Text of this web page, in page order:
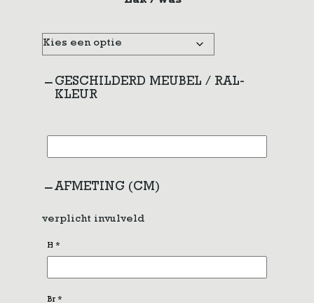
GESCHILDERD MEUBEL / RAL-
KLEUR
AFMETING (CM)
verplicht invulveld
H *
Br *